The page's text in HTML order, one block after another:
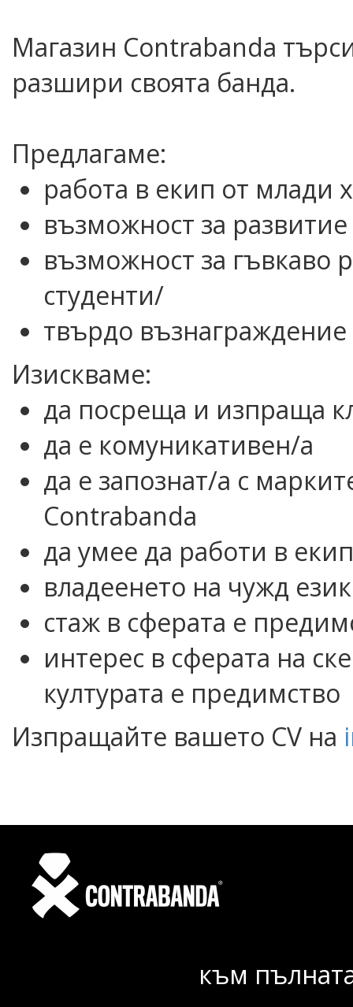
Магазин Contrabanda
разшири своята банда.
Предлагаме:
работа в екип от млади
възможност за
възможност за гъвкаво
студенти/
твърдо възнаграждение
Изискваме:
да посреща и изпраща
да е комуникативен/а
да е запознат/а с
Contrabanda
да умее да работи в екип
владеенето на чужд
стаж в сферата е
интерес в сферата на
културата е предимство
Изпращайте вашето CV на
към